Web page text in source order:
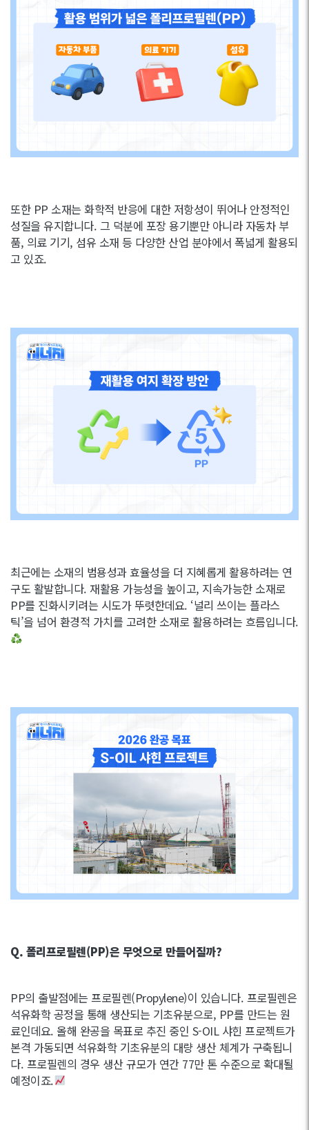
또한 PP 소재는 화학적 반응에 대한 저항성이 뛰어나 안정적인
성질을 유지합니다. 그 덕분에 포장 용기뿐만 아니라 자동차 부
품, 의료 기기, 섬유 소재 등 다양한 산업 분야에서 폭넓게 활용되
고 있죠.
최근에는 소재의 범용성과 효율성을 더 지혜롭게 활용하려는 연
구도 활발합니다. 재활용 가능성을 높이고, 지속가능한 소재로
PP를 진화시키려는 시도가 뚜렷한데요. ‘널리 쓰이는 플라스
틱’을 넘어 환경적 가치를 고려한 소재로 활용하려는 흐름입니다.
Q. 폴리프로필렌(PP)은 무엇으로 만들어질까?
PP의 출발점에는 프로필렌(Propylene)이 있습니다. 프로필렌은
석유화학 공정을 통해 생산되는 기초유분으로, PP를 만드는 원
료인데요. 올해 완공을 목표로 추진 중인 S-OIL 샤힌 프로젝트가
본격 가동되면 석유화학 기초유분의 대량 생산 체계가 구축됩니
다. 프로필렌의 경우 생산 규모가 연간 77만 톤 수준으로 확대될
예정이죠.